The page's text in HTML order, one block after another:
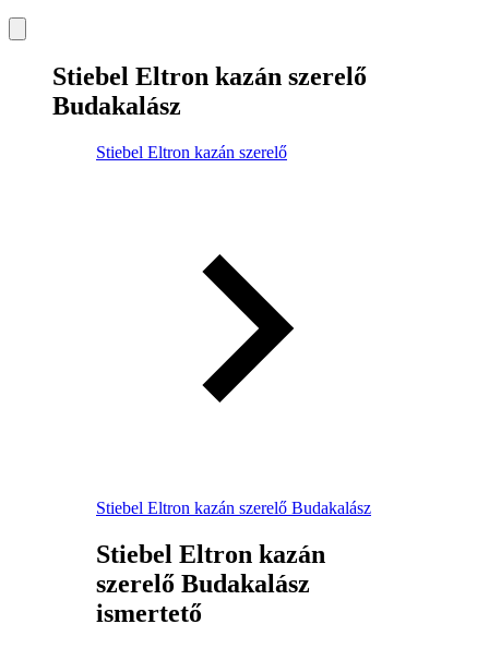
Stiebel Eltron kazán szerelő
Budakalász
Stiebel Eltron kazán szerelő
Stiebel Eltron kazán szerelő Budakalász
Stiebel Eltron kazán
szerelő Budakalász
ismertető